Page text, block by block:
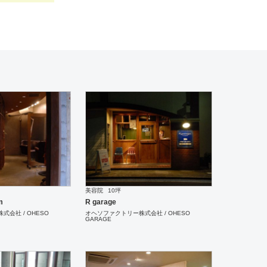
式会社 / OHESO
美容院 10坪
R garage
オヘソファクトリー株式会社 / OHESO
GARAGE